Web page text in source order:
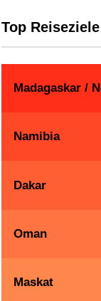
Top
Madagaskar /
Namibia
Dakar
Oman
Maskat